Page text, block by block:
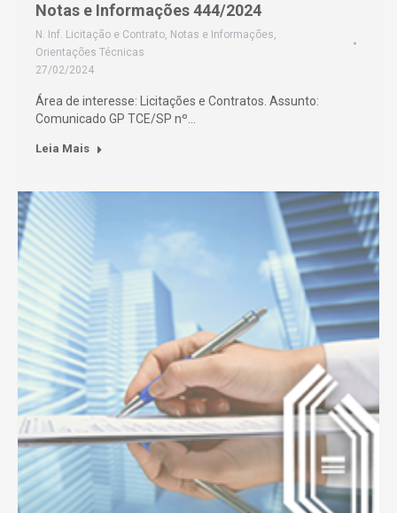
Notas e Informações 444/2024
N. Inf. Licitação e Contrato, Notas e Informações,
Orientações Técnicas
27/02/2024
Área de interesse: Licitações e Contratos. Assunto:
Comunicado GP TCE/SP nº…
Leia Mais